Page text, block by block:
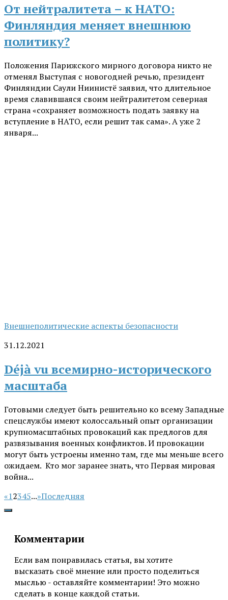
От нейтралитета – к НАТО:
Финляндия меняет внешнюю
политику?
Положения Парижского мирного договора никто не
отменял Выступая с новогодней речью, президент
Финляндии Саули Ниинистё заявил, что длительное
время славившаяся своим нейтралитетом северная
страна «сохраняет возможность подать заявку на
вступление в НАТО, если решит так сама». А уже 2
января...
Внешнеполитические аспекты безопасности
31.12.2021
Déjà vu всемирно-исторического
масштаба
Готовыми следует быть решительно ко всему Западные
спецслужбы имеют колоссальный опыт организации
крупномасштабных провокаций как предлогов для
развязывания военных конфликтов. И провокации
могут быть устроены именно там, где мы меньше всего
ожидаем. Кто мог заранее знать, что Первая мировая
война...
«12345...»Последняя
Комментарии
Если вам понравилась статья, вы хотите
высказать своё мнение или просто поделиться
мыслью - оставляйте комментарии! Это можно
сделать в конце каждой статьи.